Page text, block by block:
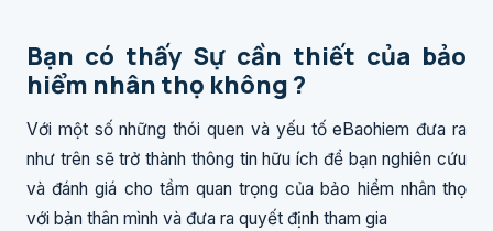
Bạn có thấy Sự cần thiết của bảo
hiểm nhân thọ không ?
Với một số những thói quen và yếu tố eBaohiem đưa ra
như trên sẽ trở thành thông tin hữu ích để bạn nghiên cứu
và đánh giá cho tầm quan trọng của bảo hiểm nhân thọ
với bản thân mình và đưa ra quyết định tham gia